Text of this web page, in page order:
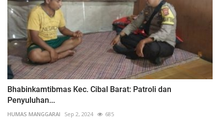
Bhabinkamtibmas Kec. Cibal Barat: Patroli dan
Penyuluhan...
HUMAS MANGGARAI Sep 2, 2024 685